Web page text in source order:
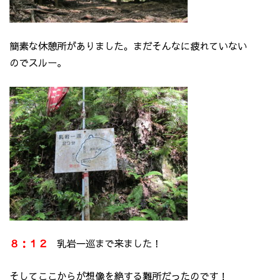
簡素な休憩所がありました。まだそんなに疲れていない
のでスルー。
８：１２ 乳岩一巡まで来ました！
そしてここからが想像を絶する難所だったのです！